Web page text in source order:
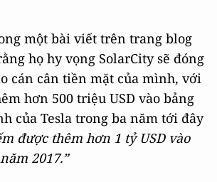
một bài viết trên trang blog
họ hy vọng SolarCity sẽ đóng
cán cân tiền mặt của mình, với
hơn 500 triệu USD vào bảng
của Tesla trong ba năm tới đây
được thêm hơn 1 tỷ USD vào
2017.”